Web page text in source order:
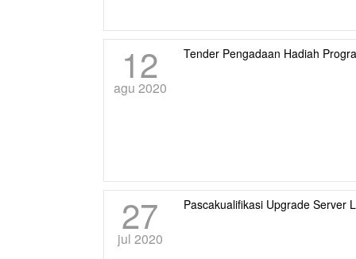
12
agu 2020
Tender Pengadaan Hadiah
27
jul 2020
Pascakualifikasi Upgrade Server